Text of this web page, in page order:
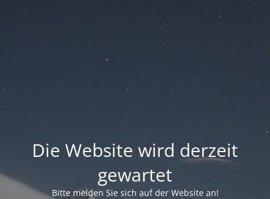
Die Website wird derzeit
gewartet
Bitte melden Sie sich auf der Website an!